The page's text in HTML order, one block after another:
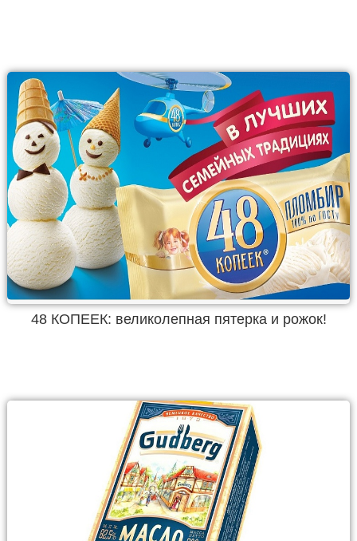
48 КОПЕЕК: великолепная пятерка и рожок!